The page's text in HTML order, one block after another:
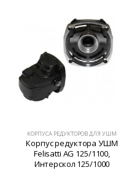
КОРПУСА РЕДУКТОРОВ ДЛЯ УШМ
Корпус редуктора УШМ
Felisatti AG 125/1100,
Интерскол 125/1000